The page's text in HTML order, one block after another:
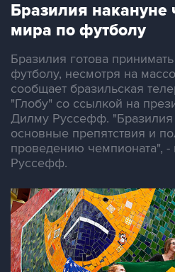
Бразилия накануне
мира по футболу
Бразилия готова
футболу, несмотря на
сообщает бразильская
"Глобу" со ссылкой на
Дилму Руссефф. "Бразилия
основные препятствия и
проведению чемпионата", -
Руссефф.